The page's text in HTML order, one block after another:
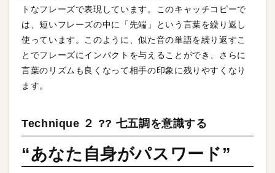
トなフレーズで表現しています。このキャッチコピーで
は、短いフレーズの中に「先端」という言葉を繰り返し
使っています。このように、似た音の単語を繰り返すこ
とでフレーズにインパクトを与えることができ、さらに
言葉のリズムも良くなって相手の印象に残りやすくなり
ます。
Technique ２ ?? 七五調を意識する
“あなた自身がパスワード”